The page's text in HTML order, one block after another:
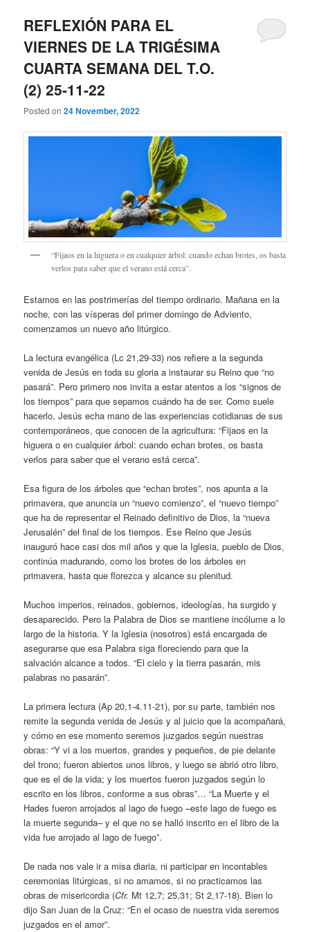
REFLEXIÓN PARA EL
VIERNES DE LA TRIGÉSIMA
CUARTA SEMANA DEL T.O.
(2) 25-11-22
Posted on24 November, 2022
“Fijaos en la higuera o en cualquier árbol: cuando echan brotes, os basta
verlos para saber que el verano está cerca”.
Estamos en las postrimerías del tiempo ordinario. Mañana en la
noche, con las vísperas del primer domingo de Adviento,
comenzamos un nuevo año litúrgico.
La lectura evangélica (Lc 21,29-33) nos refiere a la segunda
venida de Jesús en toda su gloria a instaurar su Reino que “no
pasará”. Pero primero nos invita a estar atentos a los “signos de
los tiempos” para que sepamos cuándo ha de ser. Como suele
hacerlo, Jesús echa mano de las experiencias cotidianas de sus
contemporáneos, que conocen de la agricultura: “Fijaos en la
higuera o en cualquier árbol: cuando echan brotes, os basta
verlos para saber que el verano está cerca”.
Esa figura de los árboles que “echan brotes”, nos apunta a la
primavera, que anuncia un “nuevo comienzo”, el “nuevo tiempo”
que ha de representar el Reinado definitivo de Dios, la “nueva
Jerusalén” del final de los tiempos. Ese Reino que Jesús
inauguró hace casi dos mil años y que la Iglesia, pueblo de Dios,
continúa madurando, como los brotes de los árboles en
primavera, hasta que florezca y alcance su plenitud.
Muchos imperios, reinados, gobiernos, ideologías, ha surgido y
desaparecido. Pero la Palabra de Dios se mantiene incólume a lo
largo de la historia. Y la Iglesia (nosotros) está encargada de
asegurarse que esa Palabra siga floreciendo para que la
salvación alcance a todos. “El cielo y la tierra pasarán, mis
palabras no pasarán”.
La primera lectura (Ap 20,1-4.11-21), por su parte, también nos
remite la segunda venida de Jesús y al juicio que la acompañará,
y cómo en ese momento seremos juzgados según nuestras
obras: “Y vi a los muertos, grandes y pequeños, de pie delante
del trono; fueron abiertos unos libros, y luego se abrió otro libro,
que es el de la vida; y los muertos fueron juzgados según lo
escrito en los libros, conforme a sus obras”… “La Muerte y el
Hades fueron arrojados al lago de fuego –este lago de fuego es
la muerte segunda– y el que no se halló inscrito en el libro de la
vida fue arrojado al lago de fuego”.
De nada nos vale ir a misa diaria, ni participar en incontables
ceremonias litúrgicas, si no amamos, si no practicamos las
obras de misericordia (Cfr. Mt 12,7; 25,31; St 2,17-18). Bien lo
dijo San Juan de la Cruz: “En el ocaso de nuestra vida seremos
juzgados en el amor”.